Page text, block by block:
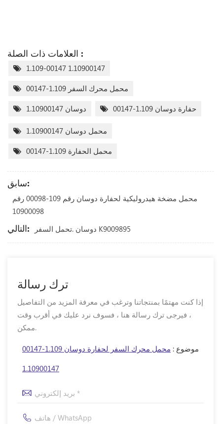
العلامات ذات الصلة :
1.109-00147 1.10900147
محمل محرك السفر 1.109-00147
دوسان 1.10900147 حفارة دوسان 1.109-00147
محمل دوسان 1.10900147
محمل الحفارة 1.109-00147
سابق:
محمل مضخة هيدروليكية لحفارة دوسان رقم 109-00098 رقم
10900098
التالي: دوسان .تحمل السفر K9009895
ترك رسالة
إذا كنت مهتمًا بمنتجاتنا وترغب في معرفة المزيد من التفاصيل
، فيرجى ترك رسالة هنا ، فسوف نرد عليك في أقرب وقت
ممكن.
موضوع :
محمل محرك السفر لحفارة دوسان 1.109-00147
1.10900147